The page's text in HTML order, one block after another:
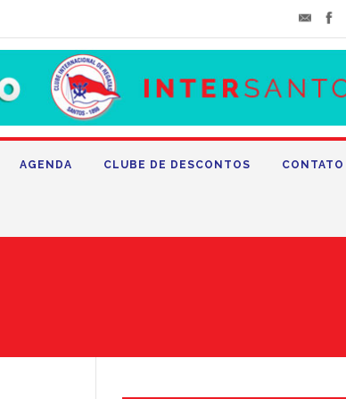
AGENDA CLUBE DE DESCONTOS CONTATO